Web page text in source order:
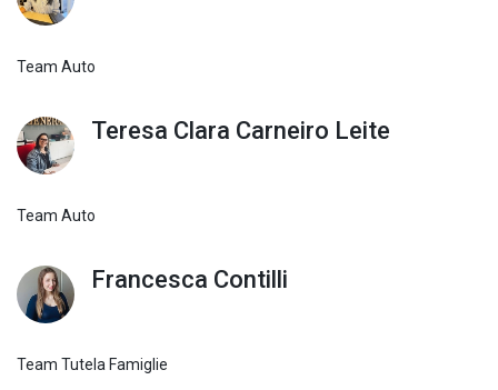
Team Auto
Teresa Clara Carneiro Leite
Team Auto
Francesca Contilli
Team Tutela Famiglie